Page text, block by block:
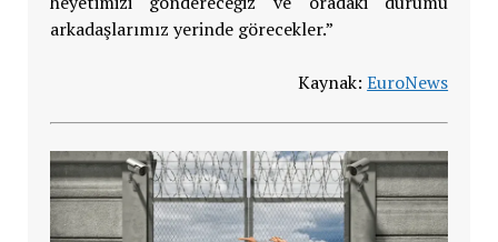
arkadaşlarımız yerinde görecekler.”
Kaynak:EuroNews